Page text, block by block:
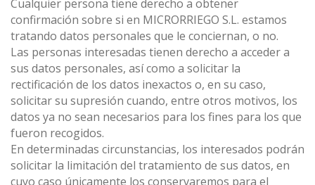
Cualquier persona tiene derecho a obtener
confirmación sobre si en MICRORRIEGO S.L. estamos
tratando datos personales que le conciernan, o no.
Las personas interesadas tienen derecho a acceder a
sus datos personales, así como a solicitar la
rectificación de los datos inexactos o, en su caso,
solicitar su supresión cuando, entre otros motivos, los
datos ya no sean necesarios para los fines para los que
fueron recogidos.
En determinadas circunstancias, los interesados podrán
solicitar la limitación del tratamiento de sus datos, en
cuyo caso únicamente los conservaremos para el